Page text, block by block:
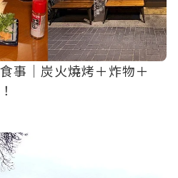
事｜炭火燒烤＋炸物＋